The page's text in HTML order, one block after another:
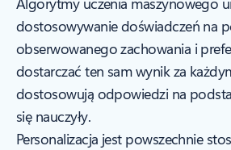
dostosowywanie doświadczeń na
obserwowanego zachowania i
dostarczać ten sam wynik za
dostosowują odpowiedzi na
się nauczyły.
Personalizacja jest powszechnie